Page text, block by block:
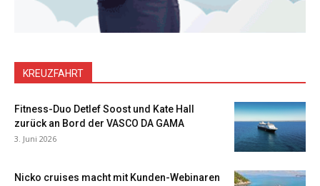
KREUZFAHRT
Fitness-Duo Detlef Soost und Kate Hall
zurück an Bord der VASCO DA GAMA
3. Juni 2026
Nicko cruises macht mit Kunden-Webinaren